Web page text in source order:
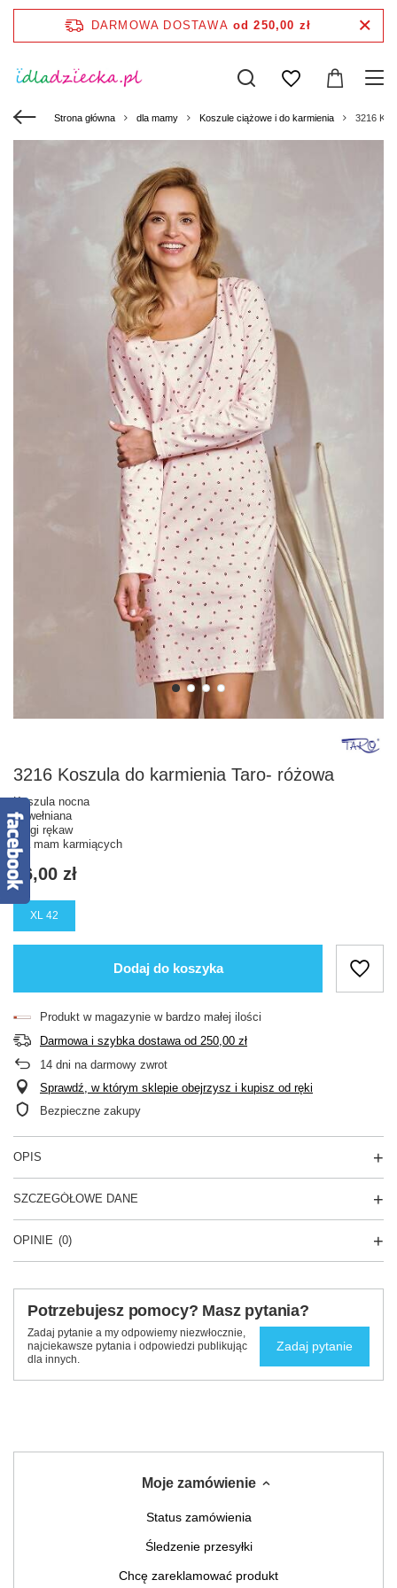
DARMOWA DOSTAWA od 250,00 zł
Strona główna dla mamy Koszule ciążowe i do karmienia 3216
3216 Koszula do karmienia Taro- różowa
Koszula nocna
Bawełniana
Długi rękaw
Dla mam karmiących
96,00 zł
XL 42
Dodaj do koszyka
Produkt w magazynie w bardzo małej ilości
Darmowa i szybka dostawa od 250,00 zł
14 dni na darmowy zwrot
Sprawdź, w którym sklepie obejrzysz i kupisz od ręki
Bezpieczne zakupy
OPIS
SZCZEGÓŁOWE DANE
OPINIE (0)
Potrzebujesz pomocy? Masz pytania?
Zadaj pytanie a my odpowiemy niezwłocznie,
najciekawsze pytania i odpowiedzi publikując
dla innych.
Zadaj pytanie
Moje zamówienie
Status zamówienia
Śledzenie przesyłki
Chcę zareklamować produkt